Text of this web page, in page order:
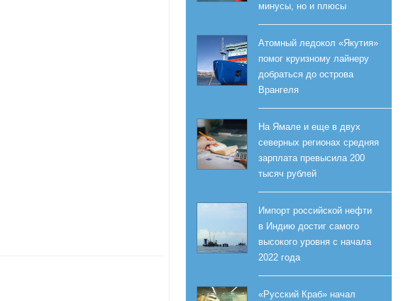
минусы, но и плюсы
Атомный ледокол «Якутия»
помог круизному лайнеру
добраться до острова
Врангеля
На Ямале и еще в двух
северных регионах средняя
зарплата превысила 200
тысяч рублей
Импорт российской нефти
в Индию достиг самого
высокого уровня с начала
2022 года
«Русский Краб» начал